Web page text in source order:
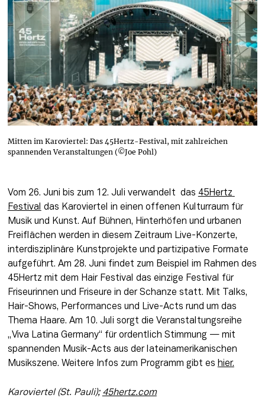
Mitten im Karoviertel: Das 45Hertz-Festival, mit zahlreichen
spannenden Veranstaltungen (©Joe Pohl)
Vom 26. Juni bis zum 12. Juli verwandelt  das 45Hertz
Festival
das Karoviertel in einen offenen Kulturraum für
Musik und Kunst. Auf Bühnen, Hinterhöfen und urbanen
Freiflächen werden in diesem Zeitraum Live-Konzerte,
interdisziplinäre Kunstprojekte und partizipative Formate
aufgeführt. Am 28. Juni findet zum Beispiel im Rahmen des
45Hertz mit dem Hair Festival das einzige Festival für
Friseurinnen und Friseure in der Schanze statt. Mit Talks,
Hair-Shows, Performances und Live-Acts rund um das
Thema Haare. Am 10. Juli sorgt die Veranstaltungsreihe
„Viva Latina Germany“ für ordentlich Stimmung — mit
spannenden Musik-Acts aus der lateinamerikanischen
Musikszene. Weitere Infos zum Programm gibt es hier.
Karoviertel (St. Pauli); 45hertz.com